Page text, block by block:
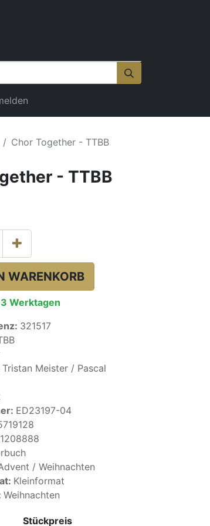
Chor Together - TTBB
- TTBB
WARENKORB
Werktagen
321517
Tristan Meister / Pascal
ED23197-04
/ Weihnachten
Kleinformat
Weihnachten
Stückpreis